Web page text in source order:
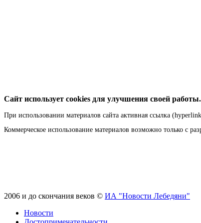
Сайт использует cookies для улучшения своей
При использовании материалов сайта активная ссылка
Коммерческое использование материалов возможно только с
2006 и до скончания веков © ИА "Новости Лебедяни"
Новости